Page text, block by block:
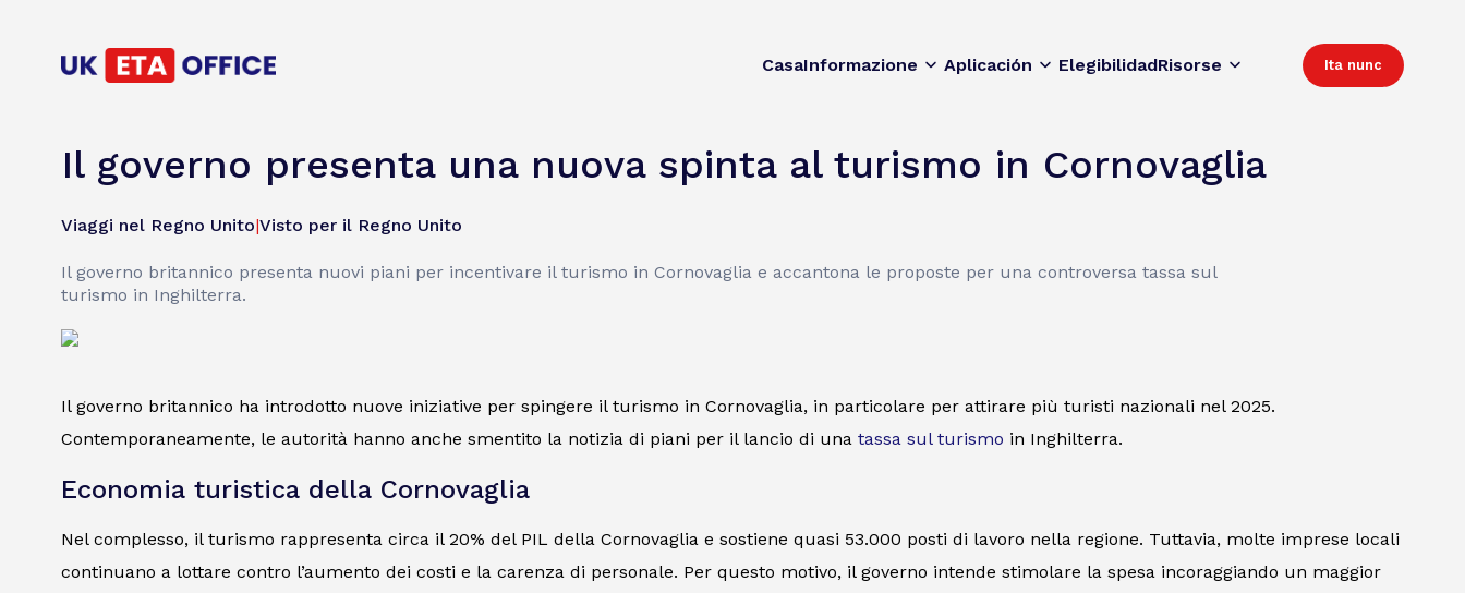
CasaInformazione Aplicación ElegibilidadRisorse Ita nunc
Il governo presenta una nuova spinta al turismo in Cornovaglia
Viaggi nel Regno Unito|Visto per il Regno Unito
Il governo britannico presenta nuovi piani per incentivare il turismo in Cornovaglia e accantona le proposte per una controversa tassa sul
turismo in Inghilterra.
Il governo britannico ha introdotto nuove iniziative per spingere il turismo in Cornovaglia, in particolare per attirare più turisti nazionali nel 2025.
Contemporaneamente, le autorità hanno anche smentito la notizia di piani per il lancio di una tassa sul turismo in Inghilterra.
Economia turistica della Cornovaglia
Nel complesso, il turismo rappresenta circa il 20% del PIL della Cornovaglia e sostiene quasi 53.000 posti di lavoro nella regione. Tuttavia, molte imprese locali
continuano a lottare contro l’aumento dei costi e la carenza di personale. Per questo motivo, il governo intende stimolare la spesa incoraggiando un maggior